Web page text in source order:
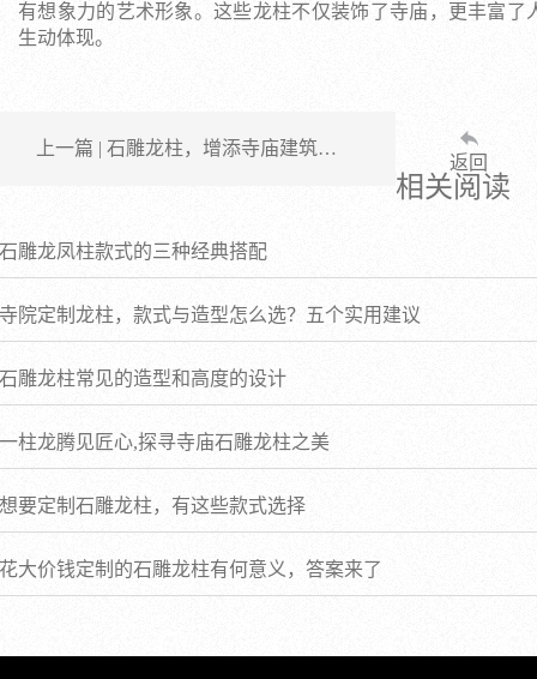
有想象力的艺术形象。这些龙柱不仅装饰了寺庙，更丰富
生动体现。
上一篇 | 石雕龙柱，增添寺庙建筑…
返回
相关阅读
石雕龙凤柱款式的三种经典搭配
寺院定制龙柱，款式与造型怎么选？五个实用建议
石雕龙柱常见的造型和高度的设计
一柱龙腾见匠心,探寻寺庙石雕龙柱之美
想要定制石雕龙柱，有这些款式选择
花大价钱定制的石雕龙柱有何意义，答案来了